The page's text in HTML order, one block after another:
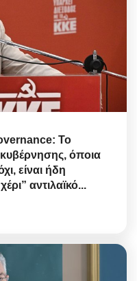
Το
όποια
είναι ήδη
αντιλαϊκό...